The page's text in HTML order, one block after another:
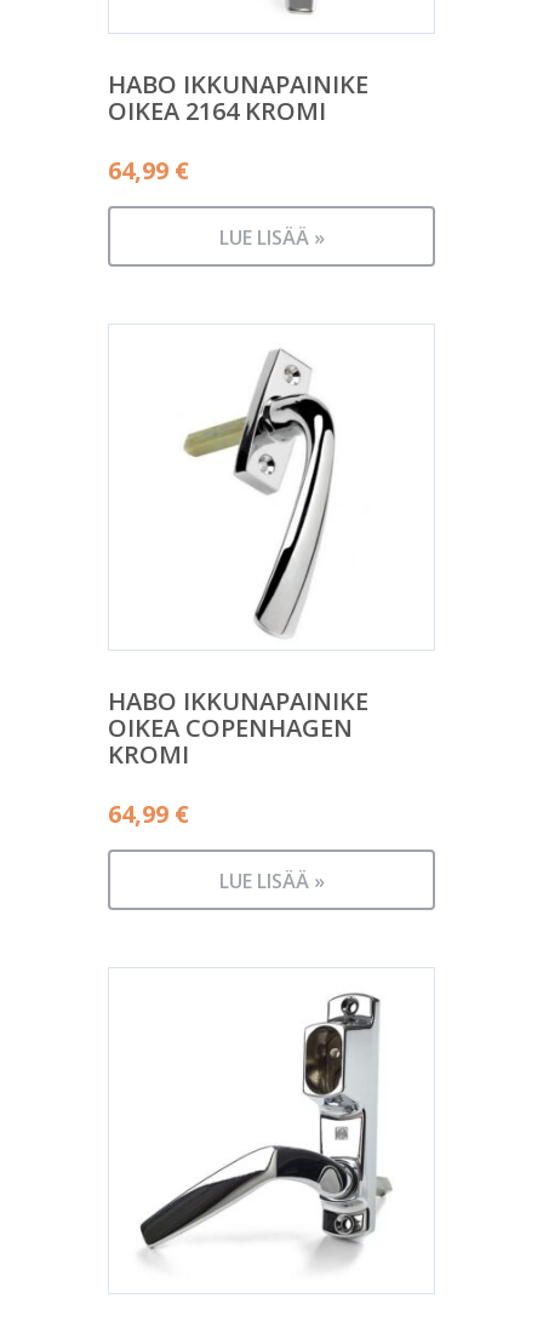
HABO IKKUNAPAINIKE
OIKEA 2164 KROMI
64,99 €
LUE LISÄÄ »
HABO IKKUNAPAINIKE
OIKEA COPENHAGEN
KROMI
64,99 €
LUE LISÄÄ »